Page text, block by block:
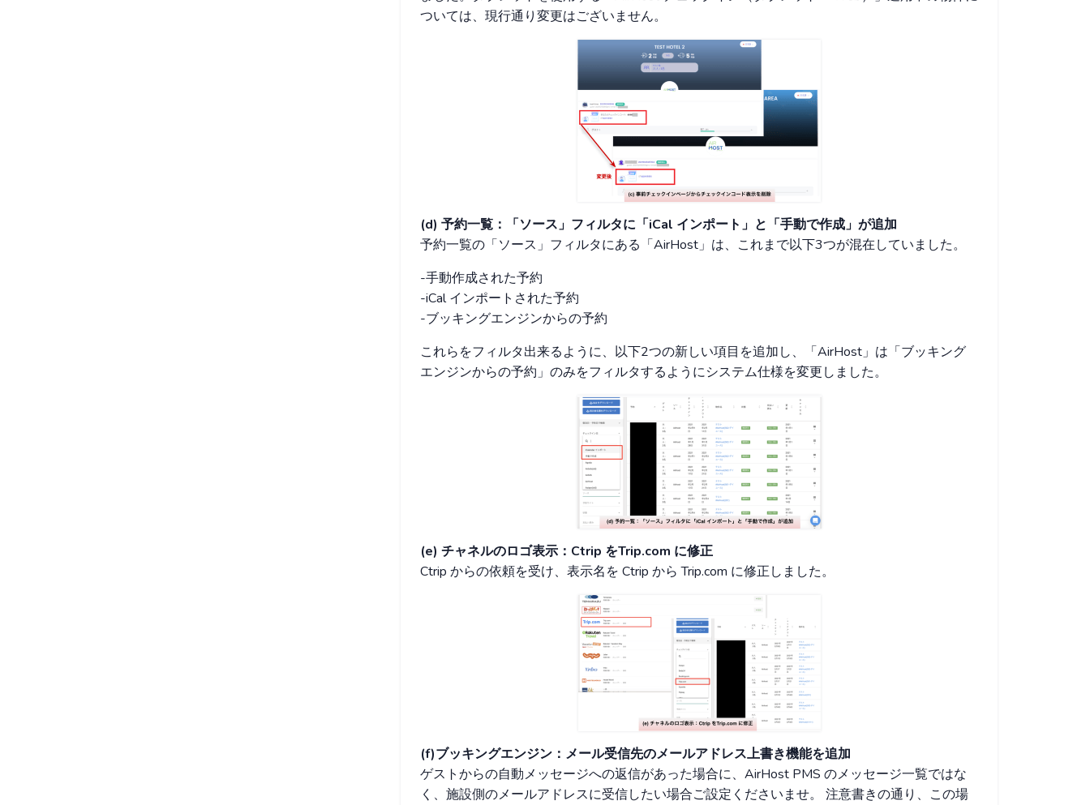
ついては、現行通り変更はございません。
(d) 予約一覧：「ソース」フィルタに「iCal インポート」と「手動で作成」が追加
予約一覧の「ソース」フィルタにある「AirHost」は、これまで以下3つが混在していました。
-手動作成された予約
-iCal インポートされた予約
-ブッキングエンジンからの予約
これらをフィルタ出来るように、以下2つの新しい項目を追加し、「AirHost」は「ブッキング
エンジンからの予約」のみをフィルタするようにシステム仕様を変更しました。
(e) チャネルのロゴ表示：Ctrip をTrip.com に修正
Ctrip からの依頼を受け、表示名を Ctrip から Trip.com に修正しました。
(f)ブッキングエンジン：メール受信先のメールアドレス上書き機能を追加
ゲストからの自動メッセージへの返信があった場合に、AirHost PMS のメッセージ一覧ではな
く、施設側のメールアドレスに受信したい場合ご設定くださいませ。 注意書きの通り、この場